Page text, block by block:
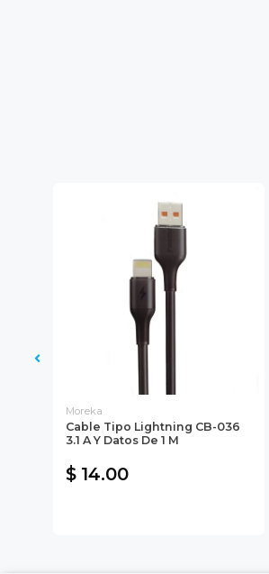
Moreka
Cable Tipo Lightning CB-036
3.1 A Y Datos De 1 M
$ 14.00